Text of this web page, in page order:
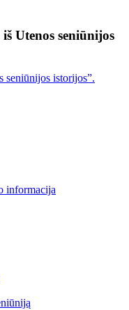
Utenos seniūnijos
seniūnijos istorijos”.
informacija